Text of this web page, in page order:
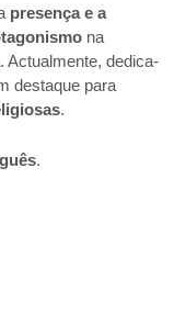
presença e a
na
Actualmente, dedica-
destaque para
.
.